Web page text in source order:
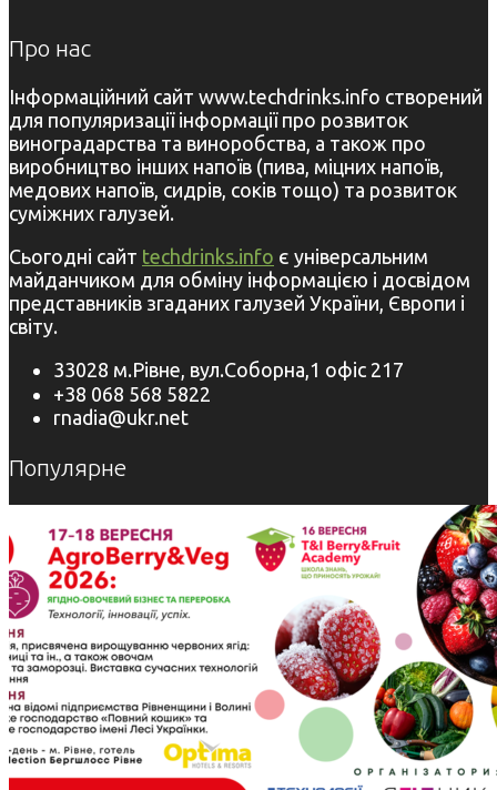
Про нас
Інформаційний сайт www.techdrinks.info створений
для популяризації інформації про розвиток
виноградарства та виноробства, а також про
виробництво інших напоїв (пива, міцних напоїв,
медових напоїв, сидрів, соків тощо) та розвиток
суміжних галузей.
Сьогодні сайт techdrinks.info є універсальним
майданчиком для обміну інформацією і досвідом
представників згаданих галузей України, Європи і
світу.
33028 м.Рівне, вул.Соборна,1 офіс 217
+38 068 568 5822
rnadia@ukr.net
Популярне